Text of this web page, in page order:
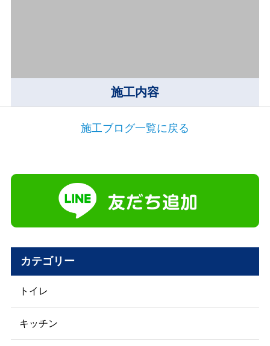
施工内容
施工ブログ一覧に戻る
カテゴリー
トイレ
キッチン